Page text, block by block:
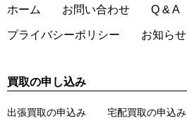
ホーム お問い合わせ Q & A
プライバシーポリシー お知らせ
買取の申し込み
出張買取の申込み 宅配買取の申込み